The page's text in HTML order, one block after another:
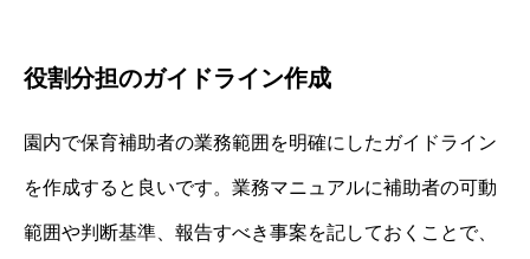
役割分担のガイドライン作成
園内で保育補助者の業務範囲を明確にしたガイドライン
を作成すると良いです。業務マニュアルに補助者の可動
範囲や判断基準、報告すべき事案を記しておくことで、